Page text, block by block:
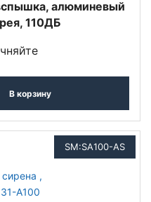
алюминевый
110ДБ
В корзину
SM:SA100-AS